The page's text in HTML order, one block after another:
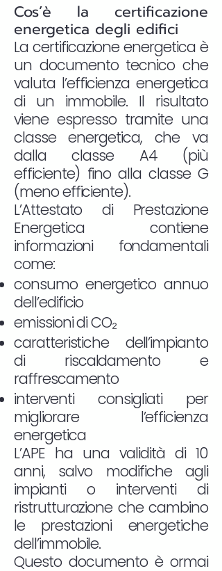
Cos’è la certificazione
energetica degli edifici
La certificazione energetica è
un documento tecnico che
valuta l’efficienza energetica
di un immobile. Il risultato
viene espresso tramite una
classe energetica, che va
dalla classe A4 (più
efficiente) fino alla classe G
(meno efficiente).
L’Attestato di Prestazione
Energetica contiene
informazioni fondamentali
come:
consumo energetico annuo
dell’edificio
emissioni di CO₂
caratteristiche dell’impianto
di riscaldamento e
raffrescamento
interventi consigliati per
migliorare l’efficienza
energetica
L’APE ha una validità di 10
anni, salvo modifiche agli
impianti o interventi di
ristrutturazione che cambino
le prestazioni energetiche
dell’immobile.
Questo documento è ormai